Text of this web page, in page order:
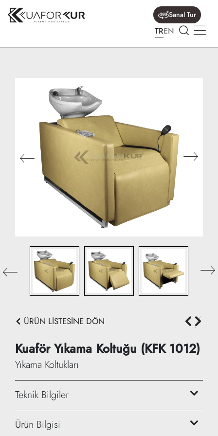
Sanal Tur
TREN
ÜRÜN LİSTESİNE DÖN
Kuaför Yıkama Koltuğu (KFK 1012)
Yıkama Koltukları
Teknik Bilgiler
Yükseklik: 73 cm + 33 cm
Ürün Bilgisi